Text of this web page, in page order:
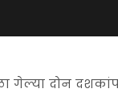
गेल्या दोन